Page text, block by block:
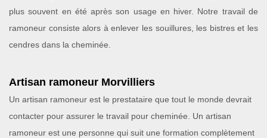
plus souvent en été après son usage en hiver. Notre travail de
ramoneur consiste alors à enlever les souillures, les bistres et les
cendres dans la cheminée.
Artisan ramoneur Morvilliers
Un artisan ramoneur est le prestataire que tout le monde devrait
contacter pour assurer le travail pour cheminée. Un artisan
ramoneur est une personne qui suit une formation complètement